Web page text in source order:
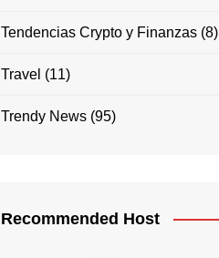
Tendencias Crypto y Finanzas (8)
Travel (11)
Trendy News (95)
Recommended Host